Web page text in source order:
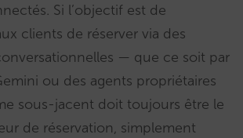
Si l’objectif est de
clients de réserver via des
— que ce soit par
ou des agents propriétaires
sous-jacent doit toujours être le
de réservation, simplement